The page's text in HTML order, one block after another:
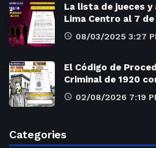
La lista de jueces
Lima Centro al 7
08/03/2025 3:27
El Código de
Criminal de 1920
02/08/2026 7:19
Categories